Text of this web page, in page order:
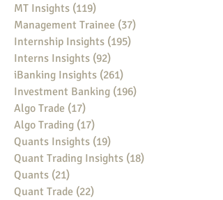
MT Insights (119)
Management Trainee (37)
Internship Insights (195)
Interns Insights (92)
iBanking Insights (261)
Investment Banking (196)
Algo Trade (17)
Algo Trading (17)
Quants Insights (19)
Quant Trading Insights (18)
Quants (21)
Quant Trade (22)